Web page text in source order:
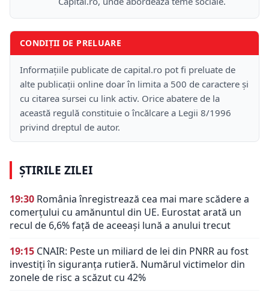
CONDIȚII DE PRELUARE
Informațiile publicate de capital.ro pot fi preluate de
alte publicații online doar în limita a 500 de caractere și
cu citarea sursei cu link activ. Orice abatere de la
această regulă constituie o încălcare a Legii 8/1996
privind dreptul de autor.
ȘTIRILE ZILEI
19:30 România înregistrează cea mai mare scădere a
comerțului cu amănuntul din UE. Eurostat arată un
recul de 6,6% față de aceeași lună a anului trecut
19:15 CNAIR: Peste un miliard de lei din PNRR au fost
investiți în siguranța rutieră. Numărul victimelor din
zonele de risc a scăzut cu 42%